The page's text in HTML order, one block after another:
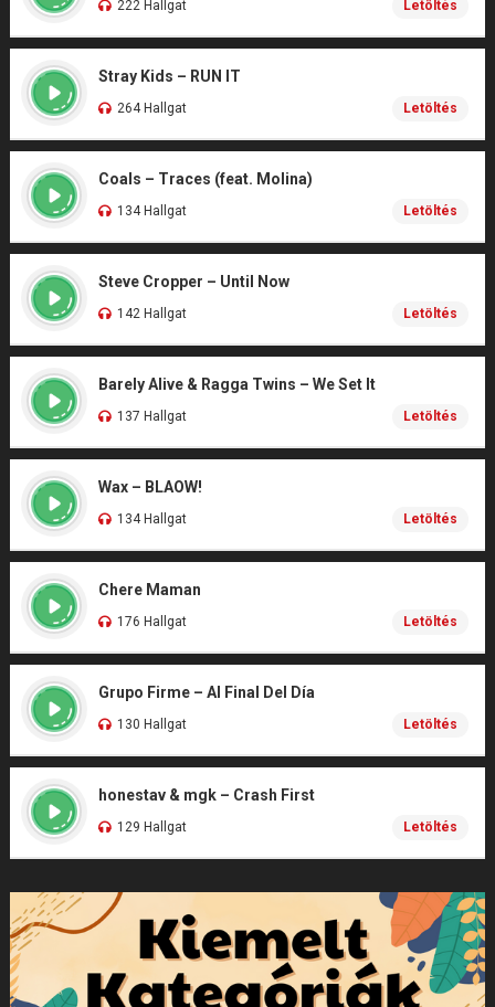
222 Hallgat Letöltés
Stray Kids – RUN IT
264 Hallgat Letöltés
Coals – Traces (feat. Molina)
134 Hallgat Letöltés
Steve Cropper – Until Now
142 Hallgat Letöltés
Barely Alive & Ragga Twins – We Set It
137 Hallgat Letöltés
Wax – BLAOW!
134 Hallgat Letöltés
Chere Maman
176 Hallgat Letöltés
Grupo Firme – Al Final Del Día
130 Hallgat Letöltés
honestav & mgk – Crash First
129 Hallgat Letöltés